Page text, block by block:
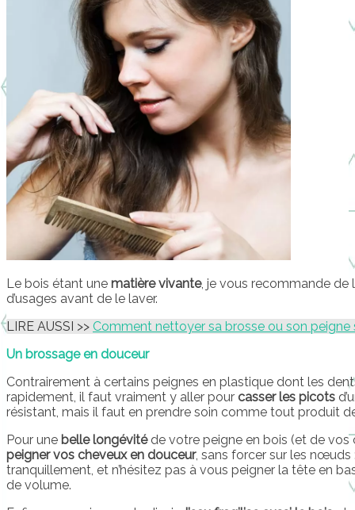
Le bois étant une matière vivante, je vous recommande
d’usages avant de le laver.
LIRE AUSSI >> Comment nettoyer sa brosse ou son peigne
Un brossage en douceur
Contrairement à certains peignes en plastique dont les
rapidement, il faut vraiment y aller pour casser les picots
résistant, mais il faut en prendre soin comme tout produit
Pour une belle longévitéde votre peigne en bois (et de vos
peigner vos cheveux en douceur, sans forcer sur les
tranquillement, et n’hésitez pas à vous peigner la tête en
de volume.